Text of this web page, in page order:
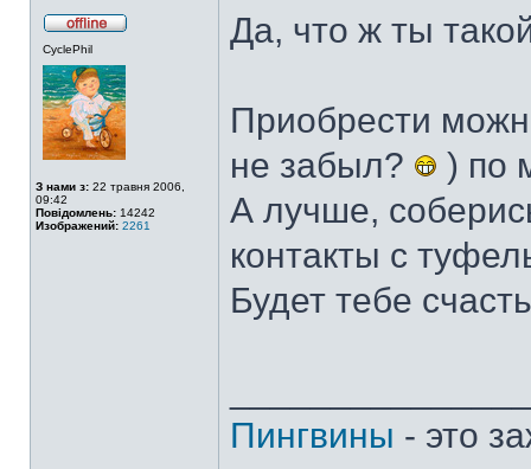
CyclePhil
З нами з: 22 травня 2006,
09:42
Повідомлень: 14242
Изображений: 2261
Да, что ж ты
Приобрести
не забыл?
) по
А лучше,
контакты с
Будет тебе
Пингвины - это